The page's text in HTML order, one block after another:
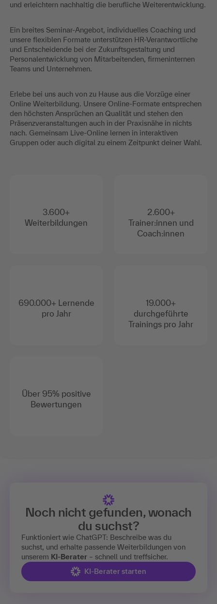
und erleichtern nachhaltig die berufliche Weiterentwicklung.
Ein breites Seminar-Angebot, individuelles Coaching und
unsere flexiblen Formate unterstützen HR-Verantwortliche
und Entscheidende bei der Zukunftsgestaltung und
Personalentwicklung von Mitarbeitenden, firmeninternen
Teams und Unternehmen.
Erlebe bei uns auch von zu Hause aus die Vorzüge einer
Online Weiterbildung. Unsere Online-Formate entsprechen
den höchsten Ansprüchen an Qualität und stehen den
Präsenzveranstaltungen auch in der Praxisnähe in nichts
nach. Gemeinsam Live-Online lernen in interaktiven
Gruppen oder auch digital zu einem Zeitpunkt deiner Wahl.
3.600+
Weiterbildungen
690.000+ Lernende
pro Jahr
Über 95% positive
Bewertungen
2.600+
Trainer:innen und
Coach:innen
19.000+
durchgeführte
Trainings pro Jahr
Noch nicht gefunden, wonach
du suchst?
Funktioniert wie ChatGPT: Beschreibe was du
suchst, und erhalte passende Weiterbildungen von
unserem KI-Berater – schnell und treffsicher.
KI-Berater starten